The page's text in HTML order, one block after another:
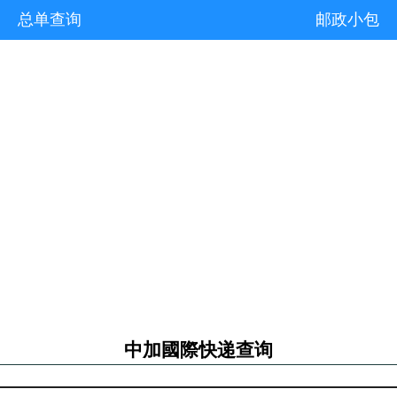
总单查询 邮政小包
中加國際快递查询